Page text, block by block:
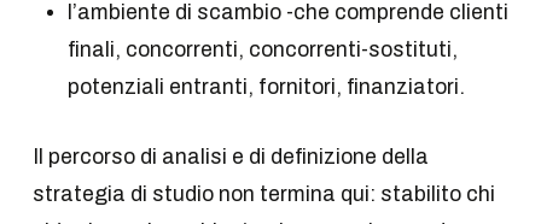
l’ambiente di scambio -che comprende clienti
finali, concorrenti, concorrenti-sostituti,
potenziali entranti, fornitori, finanziatori.
Il percorso di analisi e di definizione della
strategia di studio non termina qui: stabilito chi